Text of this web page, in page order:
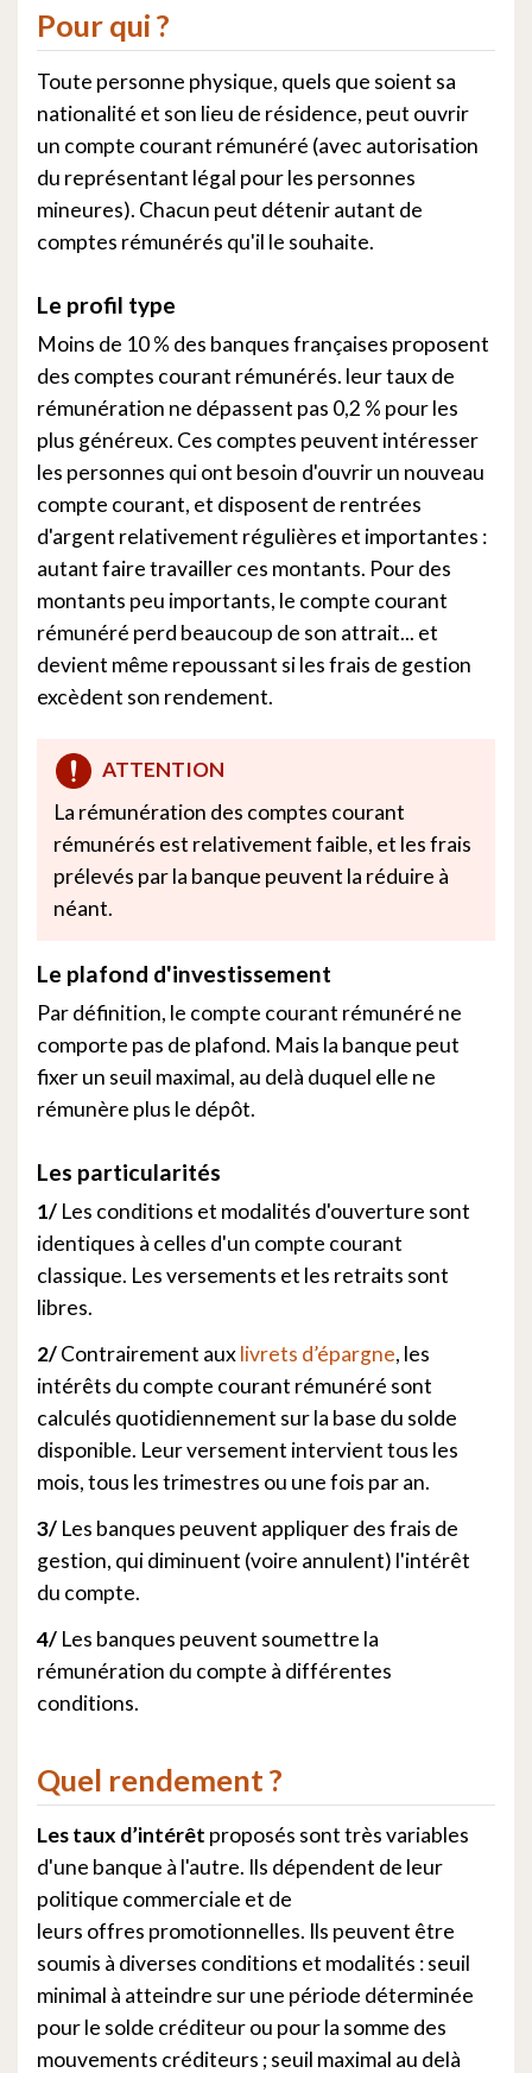
Pour qui ?
Toute personne physique, quels que soient sa
nationalité et son lieu de résidence, peut ouvrir
un compte courant rémunéré (avec autorisation
du représentant légal pour les personnes
mineures). Chacun peut détenir autant de
comptes rémunérés qu'il le souhaite.
Le profil type
Moins de 10 % des banques françaises proposent
des comptes courant rémunérés. leur taux de
rémunération ne dépassent pas 0,2 % pour les
plus généreux. Ces comptes peuvent intéresser
les personnes qui ont besoin d'ouvrir un nouveau
compte courant, et disposent de rentrées
d'argent relativement régulières et importantes :
autant faire travailler ces montants. Pour des
montants peu importants, le compte courant
rémunéré perd beaucoup de son attrait... et
devient même repoussant si les frais de gestion
excèdent son rendement.
ATTENTION
La rémunération des comptes courant
rémunérés est relativement faible, et les frais
prélevés par la banque peuvent la réduire à
néant.
Le plafond d'investissement
Par définition, le compte courant rémunéré ne
comporte pas de plafond. Mais la banque peut
fixer un seuil maximal, au delà duquel elle ne
rémunère plus le dépôt.
Les particularités
1/ Les conditions et modalités d'ouverture sont
identiques à celles d'un compte courant
classique. Les versements et les retraits sont
libres.
2/Contrairement auxlivrets d’épargne, les
intérêts du compte courant rémunéré sont
calculés quotidiennement sur la base du solde
disponible. Leur versement intervient tous les
mois, tous les trimestres ou une fois par an.
3/ Les banques peuvent appliquer des frais de
gestion, qui diminuent (voire annulent) l'intérêt
du compte.
4/ Les banques peuvent soumettre la
rémunération du compte à différentes
conditions.
Quel rendement ?
Les taux d’intérêt proposés sont très variables
d'une banque à l'autre. Ils dépendent de leur
politique commerciale et de
leurs offres promotionnelles. Ils peuvent être
soumis à diverses conditions et modalités : seuil
minimal à atteindre sur une période déterminée
pour le solde créditeur ou pour la somme des
mouvements créditeurs ; seuil maximal au delà